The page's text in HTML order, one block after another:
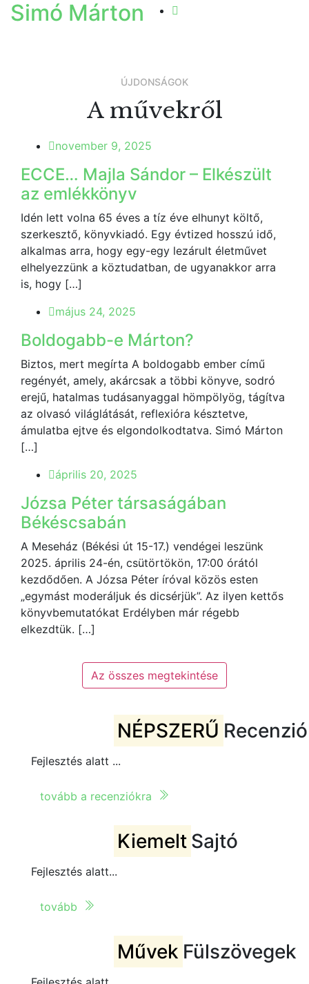
Simó Márton
ÚJDONSÁGOK
A művekről
november 9, 2025
ECCE… Majla Sándor – Elkészült
az emlékkönyv
Idén lett volna 65 éves a tíz éve elhunyt költő,
szerkesztő, könyvkiadó. Egy évtized hosszú idő,
alkalmas arra, hogy egy-egy lezárult életművet
elhelyezzünk a köztudatban, de ugyanakkor arra
is, hogy […]
május 24, 2025
Boldogabb-e Márton?
Biztos, mert megírta A boldogabb ember című
regényét, amely, akárcsak a többi könyve, sodró
erejű, hatalmas tudásanyaggal hömpölyög, tágítva
az olvasó világlátását, reflexióra késztetve,
ámulatba ejtve és elgondolkodtatva. Simó Márton
[…]
április 20, 2025
Józsa Péter társaságában
Békéscsabán
A Meseház (Békési út 15-17.) vendégei leszünk
2025. április 24-én, csütörtökön, 17:00 órától
kezdődően. A Józsa Péter íróval közös esten
„egymást moderáljuk és dicsérjük”. Az ilyen kettős
könyvbemutatókat Erdélyben már régebb
elkezdtük. […]
Az összes megtekintése
NÉPSZERŰ
Fejlesztés alatt ...
tovább a recenziókra
Kiemelt Sajtó
Fejlesztés alatt...
tovább
Művek Fülszövegek